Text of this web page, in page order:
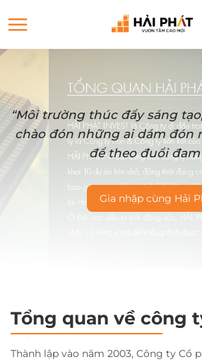
“Môi trường thúc đẩy sáng
chào đón những ai dám đón
để theo đuổi đam
Gia nhập cùng Hải
Tổng quan về công
Thành lập vào năm 2003, Công ty Cổ